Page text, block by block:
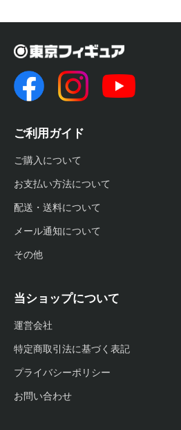
ご利用ガイド
ご購入について
お支払い方法について
配送・送料について
メール通知について
その他
当ショップについて
運営会社
特定商取引法に基づく表記
プライバシーポリシー
お問い合わせ